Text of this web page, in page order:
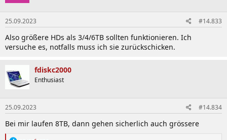
o
n
e
n
:
25.09.2023 #14.833
Also größere HDs als 3/4/6TB sollten funktionieren. Ich
versuche es, notfalls muss ich sie zurückschicken.
fdiskc2000
Enthusiast
25.09.2023 #14.834
Bei mir laufen 8TB, dann gehen sicherlich auch grössere